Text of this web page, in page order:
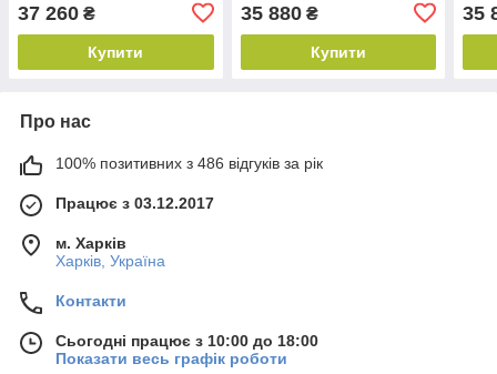
лазня з підлогою
37 260 ₴
Купити
підлогою
35 880₴
Купити
35
Про нас
100% позитивних з 486 відгуків за рік
Працює з 03.12.2017
м. Харків
Харків, Україна
Контакти
Сьогодні працює з 10:00 до 18:00
Показати весь графік роботи